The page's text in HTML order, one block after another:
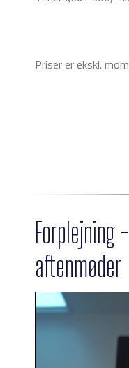
Priser er ekskl.
Forplejning
aftenmøder